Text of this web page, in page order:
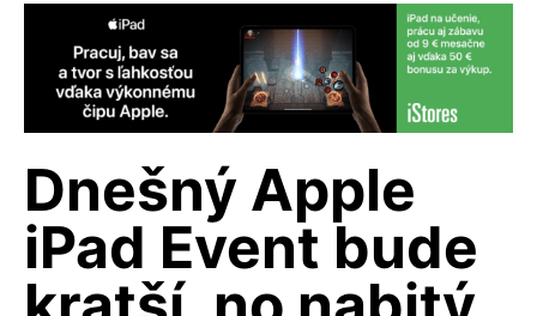
Dnešný Apple
iPad Event bude